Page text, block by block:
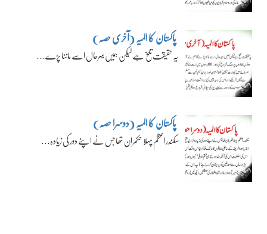
پاکستان کا المیہ (آخری حصہ)
یہ حقیقت تلخ ہے لیکن ہمیں بہرحال اسے ماننا پڑے…
پاکستان کا المیہ (دوسرا حصہ)
سکندراعظم پہلا حکمران تھا جس نے اپنے دور کی زیادہ…